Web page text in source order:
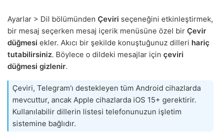
Ayarlar > Dil bölümünden Çeviri seçeneğini etkinleştirmek,
bir mesaj seçerken mesaj içerik menüsüne özel bir Çevir
düğmesi ekler. Akıcı bir şekilde konuştuğunuz dilleri hariç
tutabilirsiniz. Böylece o dildeki mesajlar için çeviri
düğmesi gizlenir.
Çeviri, Telegram'ı destekleyen tüm Android cihazlarda
mevcuttur, ancak Apple cihazlarda iOS 15+ gerektirir.
Kullanılabilir dillerin listesi telefonunuzun işletim
sistemine bağlıdır.